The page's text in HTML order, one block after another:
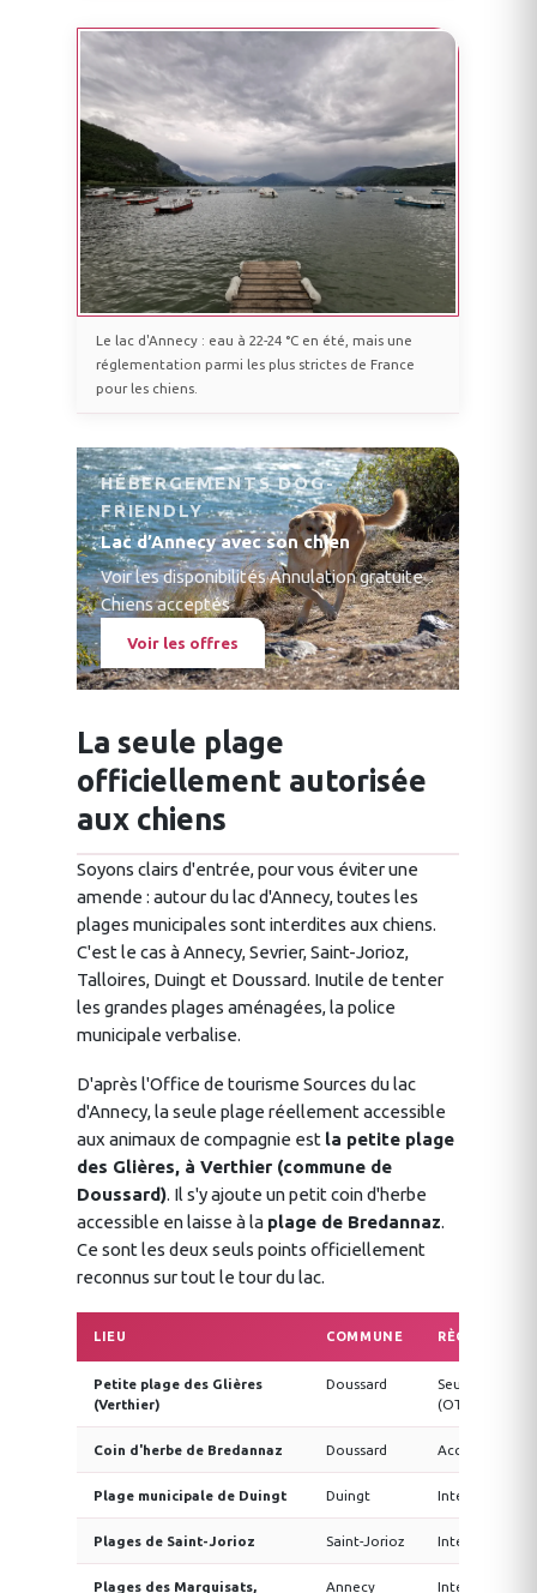
Le lac d'Annecy : eau à 22-24 °C en été, mais une
réglementation parmi les plus strictes de France
pour les chiens.
HÉBERGEMENTS DOG-
FRIENDLY
Lac d’Annecy avec son chien
Voir les disponibilités·Annulation gratuite·
Chiens acceptés
Voir les offres
La seule plage
officiellement autorisée
aux chiens
Soyons clairs d'entrée, pour vous éviter une
amende : autour du lac d'Annecy, toutes les
plages municipales sont interdites aux chiens.
C'est le cas à Annecy, Sevrier, Saint-Jorioz,
Talloires, Duingt et Doussard. Inutile de tenter
les grandes plages aménagées, la police
municipale verbalise.
D'après l'Office de tourisme Sources du lac
d'Annecy, la seule plage réellement accessible
aux animaux de compagnie est la petite plage
des Glières, à Verthier (commune de
Doussard). Il s'y ajoute un petit coin d'herbe
accessible en laisse à la plage de Bredannaz.
Ce sont les deux seuls points officiellement
reconnus sur tout le tour du lac.
LIEU COMMUNE RÈGLE
Petite plage des Glières
(Verthier)
Doussard
Seule plage
(OT Sources
Coin d'herbe de Bredannaz Doussard Accessible en
Plage municipale de Duingt Duingt Interdite aux
Plages de Saint-Jorioz Saint-Jorioz Interdites
Plages des Marquisats, Annecy Interdites